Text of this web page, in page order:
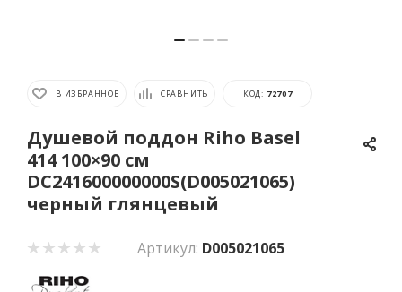
В ИЗБРАННОЕ СРАВНИТЬ КОД: 72707
Душевой поддон Riho Basel
414 100×90 см
DC241600000000S(D005021065)
черный глянцевый
Артикул: D005021065